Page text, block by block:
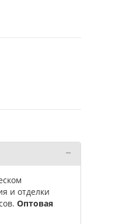
и отделки
Оптовая